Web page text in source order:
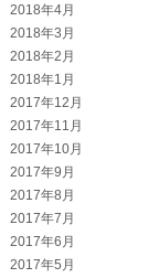
2018年4月
2018年3月
2018年2月
2018年1月
2017年12月
2017年11月
2017年10月
2017年9月
2017年8月
2017年7月
2017年6月
2017年5月